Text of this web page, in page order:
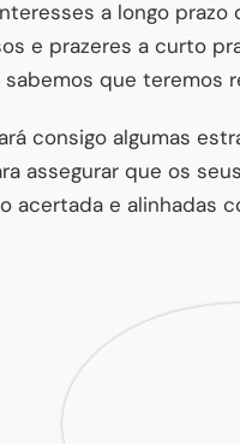
a longo
e prazeres a curto
que teremos
consigo algumas
assegurar que os
acertada e alinhadas